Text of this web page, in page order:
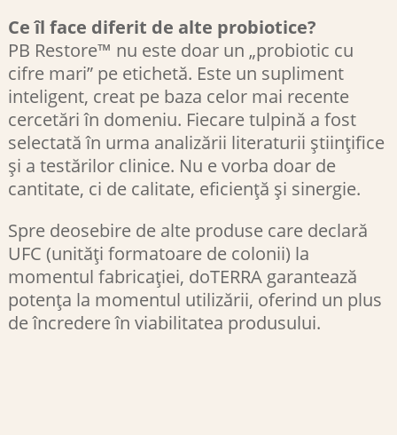
Ce îl face diferit de alte probiotice?
PB Restore™ nu este doar un „probiotic cu
cifre mari” pe etichetă. Este un supliment
inteligent, creat pe baza celor mai recente
cercetări în domeniu. Fiecare tulpină a fost
selectată în urma analizării literaturii științifice
și a testărilor clinice. Nu e vorba doar de
cantitate, ci de calitate, eficiență și sinergie.
Spre deosebire de alte produse care declară
UFC (unități formatoare de colonii) la
momentul fabricației, doTERRA garantează
potența la momentul utilizării, oferind un plus
de încredere în viabilitatea produsului​.